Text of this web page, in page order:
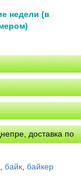
недели (в
доставка по
байк, байкер